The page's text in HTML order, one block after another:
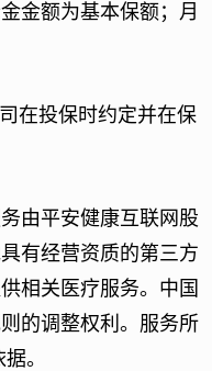
金额为基本保额；月
在投保时约定并在保
由平安健康互联网股
有经营资质的第三方
相关医疗服务。中国
的调整权利。服务所
。